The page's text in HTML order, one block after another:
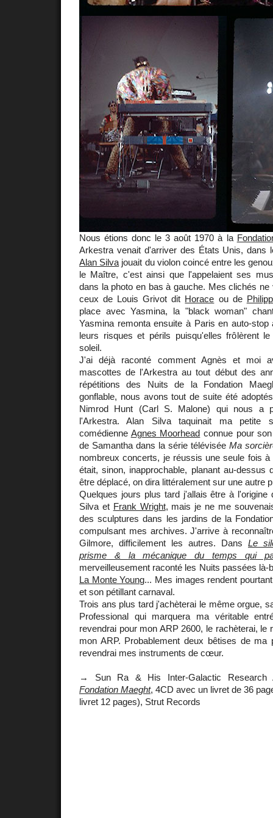
Nous étions donc le 3 août 1970 à la
Arkestra venait d'arriver des États Unis, dans
Alan Silva jouait du violon coincé entre les
le Maître, c'est ainsi que l'appelaient ses
dans la photo en bas à gauche. Mes clichés
ceux de Louis Grivot dit Horace ou de
place avec Yasmina, la "black woman"
Yasmina remonta ensuite à Paris en auto-
leurs risques et périls puisqu'elles frôlèrent
soleil.
J'ai déjà raconté comment Agnès et moi
mascottes de l'Arkestra au tout début des
répétitions des Nuits de la Fondation
gonflable, nous avons tout de suite été
Nimrod Hunt (Carl S. Malone) qui nous a
l'Arkestra. Alan Silva taquinait ma petite
comédienne Agnes Moorhead connue pour
de Samantha dans la série télévisée Ma
nombreux concerts, je réussis une seule fois
était, sinon, inapprochable, planant au-dessus
être déplacé, on dira littéralement sur une autre
Quelques jours plus tard j'allais être à l'origine
Silva et Frank Wright, mais je ne me
des sculptures dans les jardins de la
compulsant mes archives. J'arrive à
Gilmore, difficilement les autres. Dans Le
prisme & la mécanique du temps qui
merveilleusement raconté les Nuits passées
La Monte Young... Mes images rendent
et son pétillant carnaval.
Trois ans plus tard j'achèterai le même orgue,
Professional qui marquera ma véritable
revendrai pour mon ARP 2600, le rachèterai, le
mon ARP. Probablement deux bêtises de
revendrai mes instruments de cœur.
→ Sun Ra & His Inter-Galactic Research
Fondation Maeght, 4CD avec un livret de 36
livret 12 pages), Strut Records